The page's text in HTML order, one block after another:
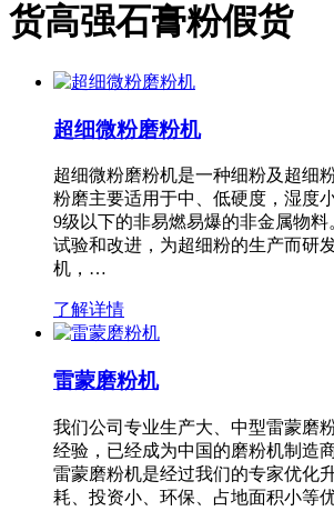
货高强石膏粉假货
超细微粉磨粉机
超细微粉磨粉机是一种细粉及超细
粉磨主要适用于中、低硬度，湿度
9级以下的非易燃易爆的非金属物料
试验和改进，为超细粉的生产而研
机，…
了解详情
雷蒙磨粉机
我们公司专业生产大、中型雷蒙磨
经验，已经成为中国的磨粉机制造
雷蒙磨粉机是经过我们的专家优化
耗、投资小、环保、占地面积小等